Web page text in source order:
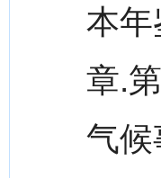
本
章.
气